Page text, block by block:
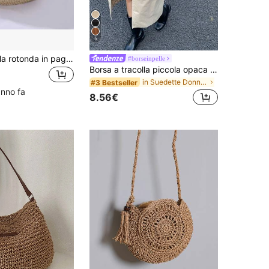
Borsa a tracolla rotonda in paglia per ragazze adolescenti, borsa a spalla intrecciata in rattan, borsetta estiva intrecciata per la spiaggia con cerniera, mini borsa a tracolla bohémien per vacanze e viaggi
fa
5
#borseinpelle
Borsa a tracolla piccola opaca con nappe, stile bohémien minimalista, personalizzata, vintage, a doppio lato
#3 Bestseller in Suedette Donne Crossbody
8.56€